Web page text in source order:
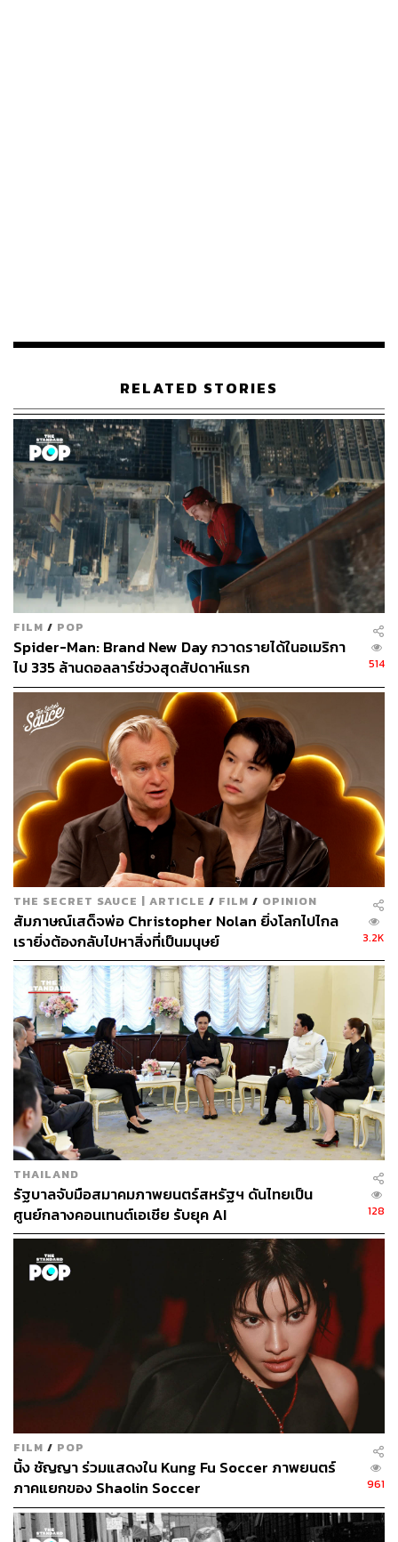
ผู้กำกับยอดเยี่ยม
นักแสดงนำชายยอดเยี่ยม
ณัฐรัตน์ นพรัตยาภรณ์ (One for the Road วัน
สุดท้าย..ก่อนบายเธอ
นักแสดงนำหญิงยอดเยี่ยม
อุรัสยา เสปอร์บันด์ (Fast & Feel Love เร็วโหด..เหมือน
โกรธเธอ)
นักแสดงสมทบชายยอดเยี่ยม
พชร จิราธิวัฒน์ (
นักแสดงสมทบหญิงยอดเยี่ยม
อสมาภรณ์ สมัครพันธ์ (Blue Again
บทภาพยนตร์ยอดเยี่ยม
Blue Again
กำกับภาพยอดเยี่ยม
One for the Road วันสุดท้าย..ก่อนบายเธอ
ลำดับภาพยอดเยี่ยม
เวลา Anatomy of Time
บันทึกเสียงและผสมเสียงยอดเยี่ยม
One for the Road วันสุดท้าย..ก่อนบายเธอ
เพลงนำภาพยนตร์ยอดเยี่ยม
ถ้าเธอ– STAMP & Violette Wautier (One for the
Road วันสุดท้าย..ก่อนบายเธอ)
ดนตรีประกอบยอดเยี่ยม
One for the Road วันสุดท้าย..ก่อนบายเธอ
กำกับศิลป์ยอดเยี่ยม
One for the Road วันสุดท้าย..ก่อนบายเธอ
ออกแบบเครื่องแต่งกายยอดเยี่ยม
เทคนิคพิเศษการแต่งหน้ายอดเยี่ยม
พี่นาค 3
เทคนิคการสร้างภาพพิเศษยอดเยี่ยม
บุพเพสันนิวาส 2
ภาพยนตร์สารคดียอดเยี่ยม
SCALA ที่ระลึกรอบสุดท้าย
RELATED STORIES
FILM / POP
Spider-Man: Brand New Day กวาดรายได้ในอเมริกา
ไป 335 ล้านดอลลาร์ช่วงสุดสัปดาห์แรก
514
THE SECRET SAUCE | ARTICLE / FILM / OPINION
สัมภาษณ์เสด็จพ่อ Christopher Nolan ยิ่งโลกไปไกล
เรายิ่งต้องกลับไปหาสิ่งที่เป็นมนุษย์
3.2K
THAILAND
รัฐบาลจับมือสมาคมภาพยนตร์สหรัฐฯ ดันไทยเป็น
ศูนย์กลางคอนเทนต์เอเชีย รับยุค AI
128
FILM / POP
นิ้ง ชัญญา ร่วมแสดงใน Kung Fu Soccer ภาพยนตร์
ภาคแยกของ Shaolin Soccer
961